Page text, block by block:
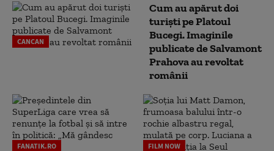
CANCAN
Cum au apărut doi
turiști pe Platoul
Bucegi. Imaginile
publicate de Salvamont
Prahova au revoltat
românii
FANATIK.RO FILM NOW